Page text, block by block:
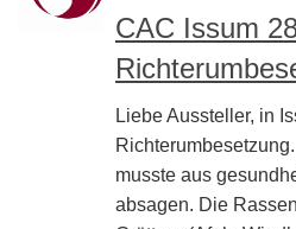
CAC Issum
Liebe Aussteller, in
musste aus
absagen. Die